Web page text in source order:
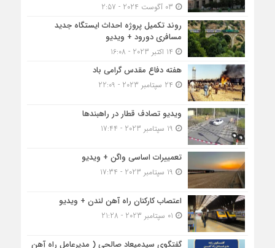
روند تکمیل پروژه احداث ایستگاه جدید
مسافری دورود + ویدیو
هفته دفاع مقدس گرامی باد
ویدیو تصادف قطار در راهبندها
تعمییرات اساسی واگن + ویدیو
اعتصاب کارکنان راه آهن لندن + ویدیو
گفتگوی سیدمیعاد صالحی ( مدیرعامل راه آهن